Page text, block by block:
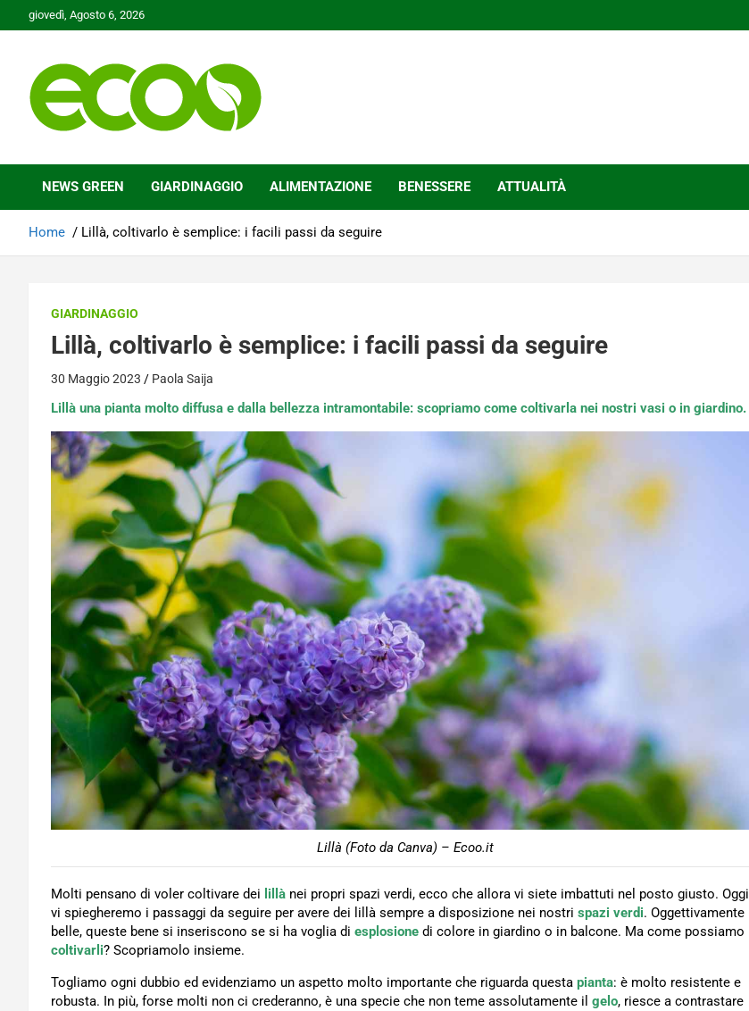
to
giovedì, Agosto 6, 2026
Ecoo.it
NEWS GREEN GIARDINAGGIO ALIMENTAZIONE BENESSERE ATTUALITÀ
Home Lillà, coltivarlo è semplice: i facili passi da seguire
GIARDINAGGIO
Lillà, coltivarlo è semplice: i facili passi da seguire
30 Maggio 2023 Paola Saija
Lillà una pianta molto diffusa e dalla bellezza intramontabile: scopriamo come coltivarla nei nostri vasi o in giardino.
Lillà (Foto da Canva) – Ecoo.it
Molti pensano di voler coltivare dei lillà nei propri spazi verdi, ecco che allora vi siete imbattuti nel posto giusto. Oggi
vi spiegheremo i passaggi da seguire per avere dei lillà sempre a disposizione nei nostri spazi verdi. Oggettivamente
belle, queste bene si inseriscono se si ha voglia di esplosione di colore in giardino o in balcone. Ma come possiamo
coltivarli? Scopriamolo insieme.
Togliamo ogni dubbio ed evidenziamo un aspetto molto importante che riguarda questa pianta: è molto resistente e
robusta. In più, forse molti non ci crederanno, è una specie che non teme assolutamente il gelo, riesce a contrastare